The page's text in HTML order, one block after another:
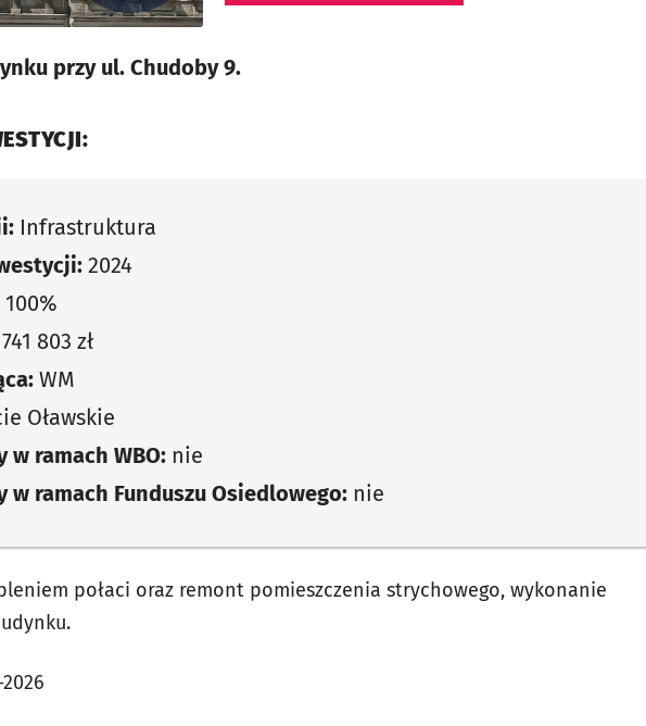
przy ul. Chudoby 9.
Infrastruktura
2024
100%
741 803 zł
WM
Oławskie
ramach WBO: nie
ramach Funduszu Osiedlowego: nie
połaci oraz remont pomieszczenia strychowego, wykonanie